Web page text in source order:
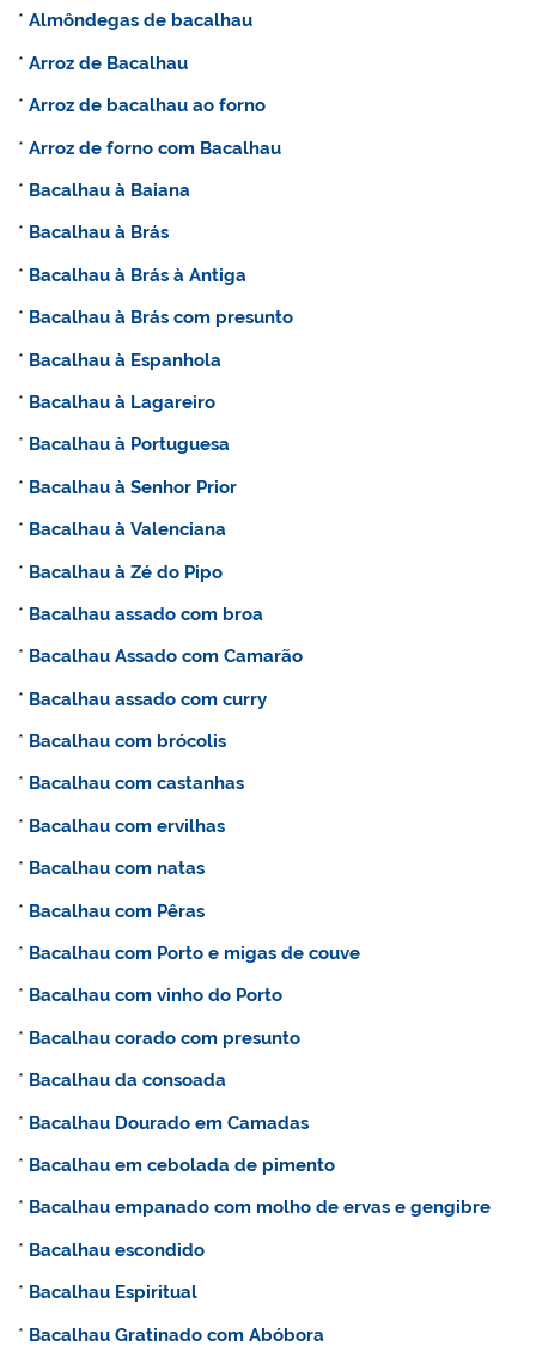
*Almôndegas de bacalhau
*Arroz de Bacalhau
*Arroz de bacalhau ao forno
*Arroz de forno com Bacalhau
* Bacalhau à Baiana
* Bacalhau à Brás
* Bacalhau à Brás à Antiga
* Bacalhau à Brás com presunto
* Bacalhau à Espanhola
* Bacalhau à Lagareiro
* Bacalhau à Portuguesa
* Bacalhau à Senhor Prior
* Bacalhau à Valenciana
* Bacalhau à Zé do Pipo
* Bacalhau assado com broa
* Bacalhau Assado com Camarão
* Bacalhau assado com curry
* Bacalhau com brócolis
* Bacalhau com castanhas
* Bacalhau com ervilhas
* Bacalhau com natas
* Bacalhau com Pêras
* Bacalhau com Porto e migas de couve
* Bacalhau com vinho do Porto
* Bacalhau corado com presunto
* Bacalhau da consoada
* Bacalhau Dourado em Camadas
* Bacalhauem cebolada de pimento
* Bacalhau empanado com molho de ervas e gengibre
* Bacalhau escondido
* Bacalhau Espiritual
* Bacalhau Gratinado com Abóbora